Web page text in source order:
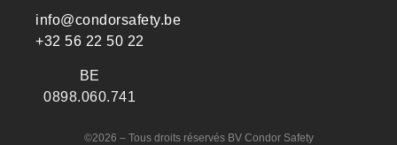
info@condorsafety.be
+32 56 22 50 22
BE
0898.060.741
©2026 – Tous droits réservés BV Condor Safety